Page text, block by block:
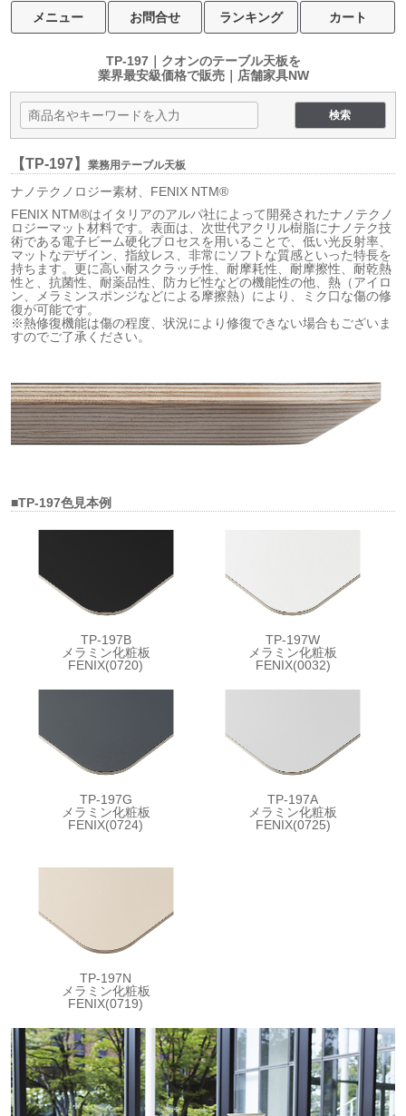
メニュー お問合せ ランキング カート
TP-197｜クオンのテーブル天板を
業界最安級価格で販売｜店舗家具NW
【TP-197】業務用テーブル天板
ナノテクノロジー素材、FENIX NTM®
FENIX NTM®はイタリアのアルパ社によって開発されたナノテクノ
ロジーマット材料です。表面は、次世代アクリル樹脂にナノテク技
術である電子ビーム硬化プロセスを用いることで、低い光反射率、
マットなデザイン、指紋レス、非常にソフトな質感といった特長を
持ちます。更に高い耐スクラッチ性、耐摩耗性、耐摩擦性、耐乾熱
性と、抗菌性、耐薬品性、防カビ性などの機能性の他、熱（アイロ
ン、メラミンスポンジなどによる摩擦熱）により、ミク口な傷の修
復が可能です。
※熱修復機能は傷の程度、状況により修復できない場合もございま
すのでご了承ください。
■TP-197色見本例
TP-197B
メラミン化粧板
FENIX(0720)
TP-197W
メラミン化粧板
FENIX(0032)
TP-197G
メラミン化粧板
FENIX(0724)
TP-197A
メラミン化粧板
FENIX(0725)
TP-197N
メラミン化粧板
FENIX(0719)